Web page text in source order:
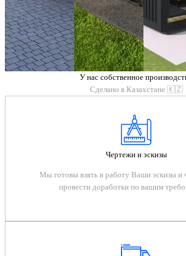
У нас собственное
Сделано в Казахстане 🇰🇿
Чертежи и эскизы
Мы готовы взять в работу Ваши эскизы и
провести доработки по вашим